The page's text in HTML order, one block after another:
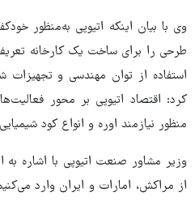
وی با بیان اینکه اتیوپی به‌منظور
طرحی را برای ساخت یک کارخانه
استفاده از توان مهندسی و
کرد: اقتصاد اتیوپی بر محور
منظور نیازمند اوره و انواع کود
وزیر مشاور صنعت اتیوپی با اشاره به
از مراکش، امارات و ایران وارد